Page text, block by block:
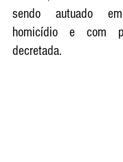
sendo autuado
homicídio e com
decretada.